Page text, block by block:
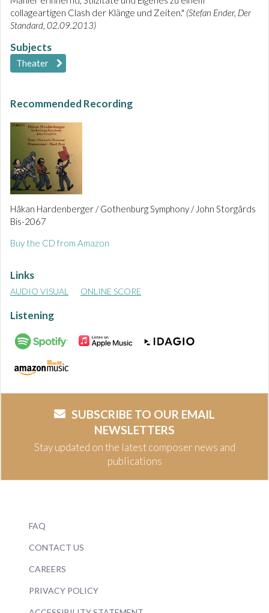
collageartigen Clash der Klänge und Zeiten." (Stefan Ender, Der
Standard, 02.09.2013)
Subjects
Theater
Recommended Recording
Håkan Hardenberger / Gothenburg Symphony / John Storgårds
Bis-2067
Buy the CD from Amazon
Links
AUDIO VISUAL ONLINE SCORE
Listening
SUBSCRIBE TO OUR EMAIL
NEWSLETTERS
Stay updated on the latest composer news and
publications
FAQ
CONTACT US
CAREERS
PRIVACY POLICY